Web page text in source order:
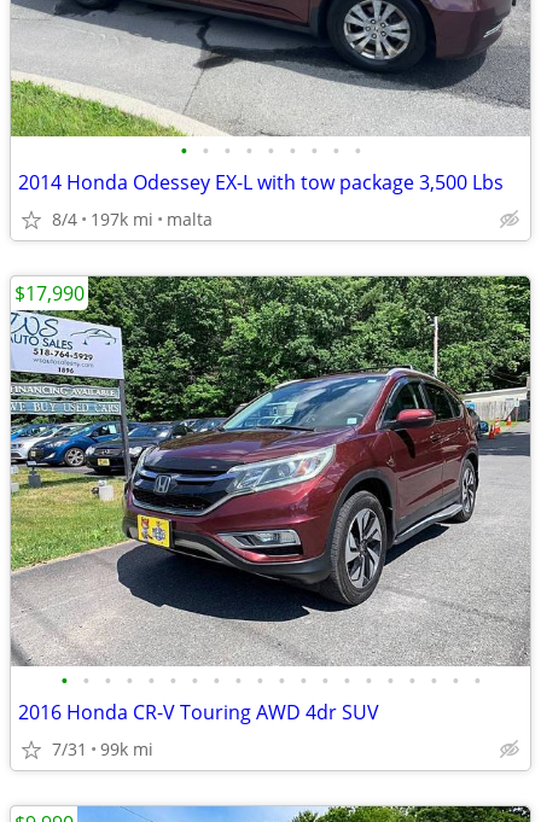
• • • • • • • • •
2014 Honda Odessey EX-L with tow package 3,500 Lbs
8/4 197k mi malta
• • • • • • • • • • • • • • • • • • • •
2016 Honda CR-V Touring AWD 4dr SUV
7/31 99k mi
$17,990